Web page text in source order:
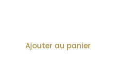
Ajouter au panier